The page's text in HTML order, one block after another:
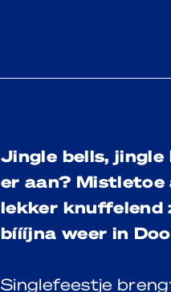
Jingle bells,
er aan?
lekker knuffelend
bíííjna weer in
Singlefeestje